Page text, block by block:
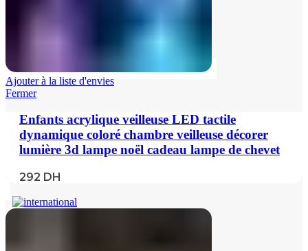
Ajouter à la liste d'envies
Fermer
Enfants acrylique veilleuse LED tactile
dynamique coloré chambre veilleuse décorer
lumière 3d lampe noël cadeau lampe de chevet
292 DH